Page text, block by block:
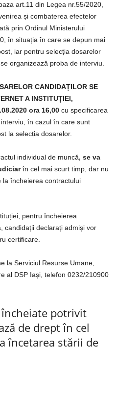
art.11 din Legea nr.55/2020,
și combaterea efectelor
prin Ordinul Ministerului
în situația în care se depun mai
iar pentru selecția dosarelor
organizează proba de interviu.
CANDIDAȚILOR SE
A INSTITUȚIEI,
ora 16,00 cu specificarea
în cazul în care sunt
la selecția dosarelor.
individual de muncă, se va
în cel mai scurt timp, dar nu
la încheierea contractului
pentru încheierea
candidații declarați admiși vor
certificare.
la Serviciul Resurse Umane,
al DSP Iași, telefon 0232/210900
potrivit
de drept în cel
încetarea stării de